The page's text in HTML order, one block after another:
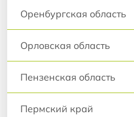
Оренбургская область
Орловская область
Пензенская область
Пермский край